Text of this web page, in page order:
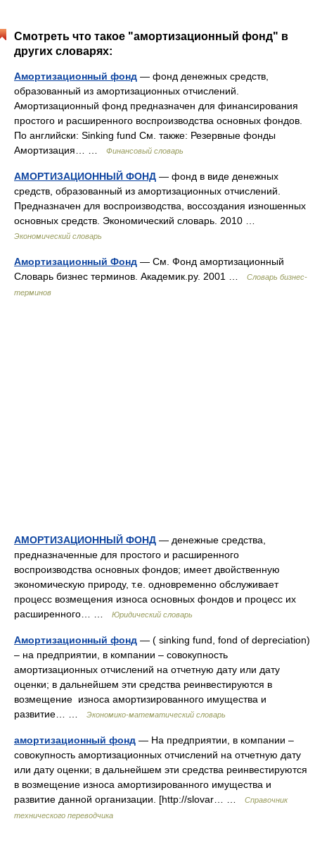
Смотреть что такое "амортизационный фонд" в
других словарях:
Амортизационный фонд — фонд денежных средств,
образованный из амортизационных отчислений.
Амортизационный фонд предназначен для финансирования
простого и расширенного воспроизводства основных фондов.
По английски: Sinking fund См. также: Резервные фонды
Амортизация… …
Финансовый словарь
АМОРТИЗАЦИОННЫЙ ФОНД — фонд в виде денежных
средств, образованный из амортизационных отчислений.
Предназначен для воспроизводства, воссоздания изношенных
основных средств. Экономический словарь. 2010 …
Экономический словарь
Амортизационный Фонд — См. Фонд амортизационный
Словарь бизнес терминов. Академик.ру. 2001 …
Словарь бизнес-
терминов
АМОРТИЗАЦИОННЫЙ ФОНД — денежные средства,
предназначенные для простого и расширенного
воспроизводства основных фондов; имеет двойственную
экономическую природу, т.е. одновременно обслуживает
процесс возмещения износа основных фондов и процесс их
расширенного… …
Юридический словарь
Амортизационный фонд — ( sinking fund, fond of depreciation)
– на предприятии, в компании – совокупность
амортизационных отчислений на отчетную дату или дату
оценки; в дальнейшем эти средства реинвестируются в
возмещение износа амортизированного имущества и
развитие… …
Экономико-математический словарь
амортизационный фонд — На предприятии, в компании –
совокупность амортизационных отчислений на отчетную дату
или дату оценки; в дальнейшем эти средства реинвестируются
в возмещение износа амортизированного имущества и
развитие данной организации. [http://slovar… …
Справочник
технического переводчика